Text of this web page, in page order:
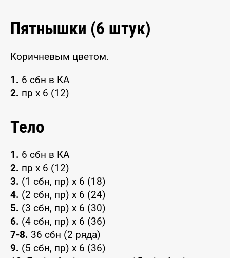
Пятнышки (6 штук)
Коричневым цветом.
1. 6 сбн в КА
2. пр х 6 (12)
Тело
1. 6 сбн в КА
2. пр х 6 (12)
3. (1 сбн, пр) х 6 (18)
4. (2 сбн, пр) х 6 (24)
5. (3 сбн, пр) х 6 (30)
6. (4 сбн, пр) х 6 (36)
7-8. 36 сбн (2 ряда)
9. (5 сбн, пр) х 6 (36)